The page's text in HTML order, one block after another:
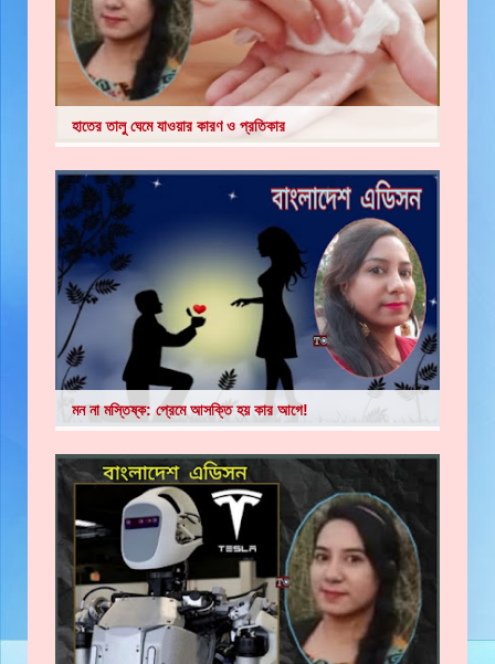
হাতের তালু ঘেমে যাওয়ার কারণ ও প্রতিকার
মন না মস্তিষ্ক: প্রেমে আসক্তি হয় কার আগে!